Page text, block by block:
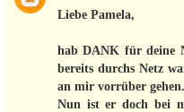
Liebe Pamela,
hab DANK für deine
bereits durchs Netz
an mir vorrüber
Nun ist er doch bei